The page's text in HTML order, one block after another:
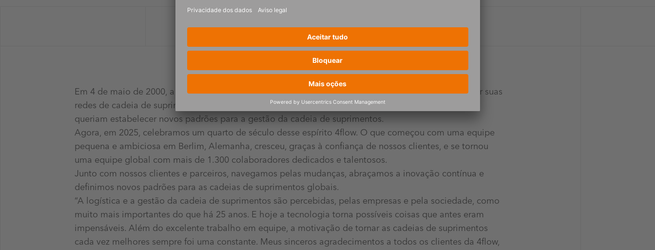
Em 4 de maio de 2000, a 4flow foi fundada com uma missão ousada: ajudar líderes globais a otimizar suas
redes de cadeia de suprimentos com serviços e soluções digitais customizados. Os cinco fundadores
queriam estabelecer novos padrões para a gestão da cadeia de suprimentos.
Agora, em 2025, celebramos um quarto de século desse espírito 4flow. O que começou com uma equipe
pequena e ambiciosa em Berlim, Alemanha, cresceu, graças à confiança de nossos clientes, e se tornou
uma equipe global com mais de 1.300 colaboradores dedicados e talentosos.
Junto com nossos clientes e parceiros, navegamos pelas mudanças, abraçamos a inovação contínua e
definimos novos padrões para as cadeias de suprimentos globais.
“A logística e a gestão da cadeia de suprimentos são percebidas, pelas empresas e pela sociedade, como
muito mais importantes do que há 25 anos. E hoje a tecnologia torna possíveis coisas que antes eram
impensáveis. Além do excelente trabalho em equipe, a motivação de tornar as cadeias de suprimentos
cada vez melhores sempre foi uma constante. Meus sinceros agradecimentos a todos os clientes da 4flow,